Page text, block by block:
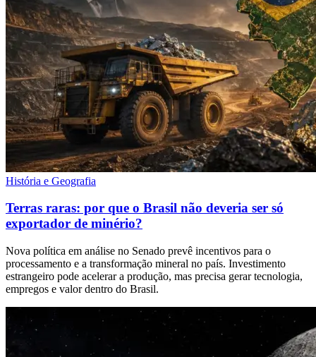
História e Geografia
Terras raras: por que o Brasil não deveria ser só
exportador de minério?
Nova política em análise no Senado prevê incentivos para o
processamento e a transformação mineral no país. Investimento
estrangeiro pode acelerar a produção, mas precisa gerar tecnologia,
empregos e valor dentro do Brasil.